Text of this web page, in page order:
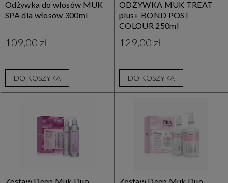
Odżywka do włosów MUK
SPA dla włosów 300ml
109,00 zł
DO KOSZYKA
ODŻYWKA MUK TREAT
plus+ BOND POST
COLOUR 250ml
129,00 zł
DO KOSZYKA
Zestaw Deep Muk Duo
Zestaw Deep Muk Duo